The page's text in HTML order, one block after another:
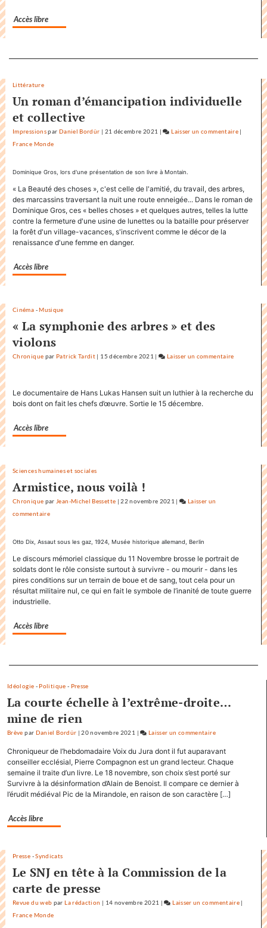
communication
Accès libre
Littérature
Un roman d’émancipation individuelle
et collective
Impressionspar Daniel Bordür | 21 décembre 2021 | Laisser un commentaire on
accapare
»
|
France Monde
Dominique Gros, lors d'une présentation de son livre à Montain.
« La Beauté des choses », c'est celle de l'amitié, du travail, des arbres,
des marcassins traversant la nuit une route enneigée... Dans le roman de
Dominique Gros, ces « belles choses » et quelques autres, telles la lutte
contre la fermeture d'une usine de lunettes ou la bataille pour préserver
la forêt d'un village-vacances, s'inscrivent comme le décor de la
renaissance d'une femme en danger.
Accès libre
Cinéma -Musique
« La symphonie des arbres » et des
violons
Chronique par Patrick Tardit | 15 décembre 2021 | Laisser un commentaire
le
Le documentaire de Hans Lukas Hansen suit un luthier à la recherche du
bois dont on fait les chefs d’œuvre. Sortie le 15 décembre.
Accès libre
Sciences humaines et sociales
Armistice, nous voilà !
Chronique par Jean-Michel Bessette |22 novembre 2021 |
Laisser un
commentaireon
accapare
«
Factuel
Otto Dix, Assaut sous les gaz, 1924, Musée historique allemand, Berlin
Le discours mémoriel classique du 11 Novembre brosse le portrait de
soldats dont le rôle consiste surtout à survivre - ou mourir - dans les
pires conditions sur un terrain de boue et de sang, tout cela pour un
résultat militaire nul, ce qui en fait le symbole de l’inanité de toute guerre
industrielle.
Accès libre
Idéologie - Politique - Presse
La courte échelle à l’extrême-droite…
mine de rien
Brève par Daniel Bordür |20 novembre 2021 | Laisser un commentaireon
le
titre
«
Chroniqueur de l’hebdomadaire Voix du Jura dont il fut auparavant
conseiller ecclésial, Pierre Compagnon est un grand lecteur. Chaque
semaine il traite d’un livre. Le 18 novembre, son choix s’est porté sur
Survivre à la désinformation d’Alain de Benoist. Il compare ce dernier à
l’érudit médiéval Pic de la Mirandole, en raison de son caractère […]
Accès libre
Presse -Syndicats
Le SNJ en tête à la Commission de la
carte de presse
Revue du web parLa rédaction | 14 novembre 2021 | Laisser un commentaire on
|
France Monde